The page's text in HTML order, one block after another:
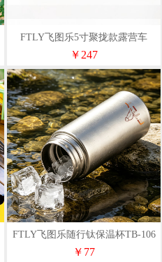
FTLY飞图乐5寸聚拢款露营车
LYC1202
￥247
FTLY飞图乐随行钛保温杯TB-106
￥77